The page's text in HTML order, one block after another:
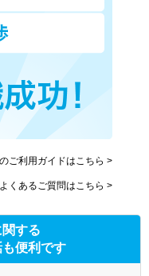
ご利用ガイドはこちら >
よくあるご質問はこちら >
する
便利です